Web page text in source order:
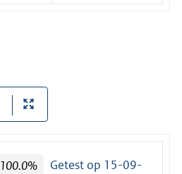
100.0%
Getest op 15-09-